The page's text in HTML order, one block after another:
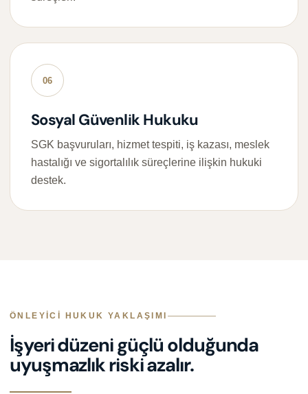
06
Sosyal Güvenlik Hukuku
SGK başvuruları, hizmet tespiti, iş kazası, meslek
hastalığı ve sigortalılık süreçlerine ilişkin hukuki
destek.
ÖNLEYICI HUKUK YAKLAŞIMI
İşyeri düzeni güçlü olduğunda
uyuşmazlık riski azalır.